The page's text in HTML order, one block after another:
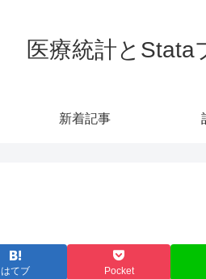
医療統計とStata
新着記事
はてブ Pocket